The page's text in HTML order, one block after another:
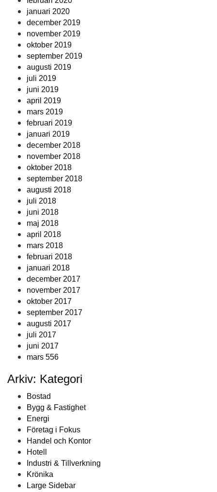
januari 2020
december 2019
november 2019
oktober 2019
september 2019
augusti 2019
juli 2019
juni 2019
april 2019
mars 2019
februari 2019
januari 2019
december 2018
november 2018
oktober 2018
september 2018
augusti 2018
juli 2018
juni 2018
maj 2018
april 2018
mars 2018
februari 2018
januari 2018
december 2017
november 2017
oktober 2017
september 2017
augusti 2017
juli 2017
juni 2017
mars 556
Arkiv: Kategori
Bostad
Bygg & Fastighet
Energi
Företag i Fokus
Handel och Kontor
Hotell
Industri & Tillverkning
Krönika
Large Sidebar